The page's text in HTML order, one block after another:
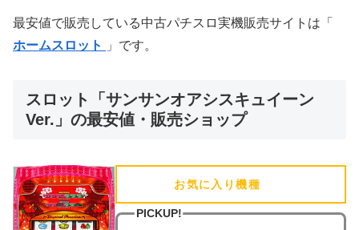
最安値で販売している中古パチスロ実機販売サイトは「
ホームスロット
」です。
スロット「サンサンオアシスキュイーン
Ver.」の最安値・販売ショップ
お気に入り機種
PICKUP!